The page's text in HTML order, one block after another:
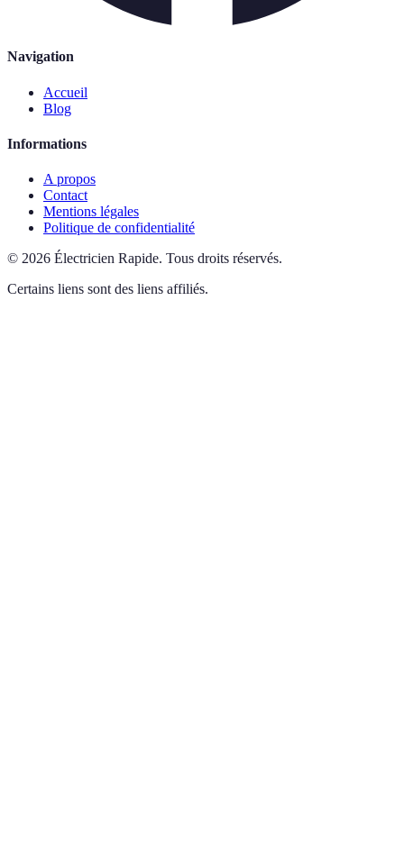
Navigation
Accueil
Blog
Informations
A propos
Contact
Mentions légales
Politique de confidentialité
© 2026 Électricien Rapide. Tous droits réservés.
Certains liens sont des liens affiliés.